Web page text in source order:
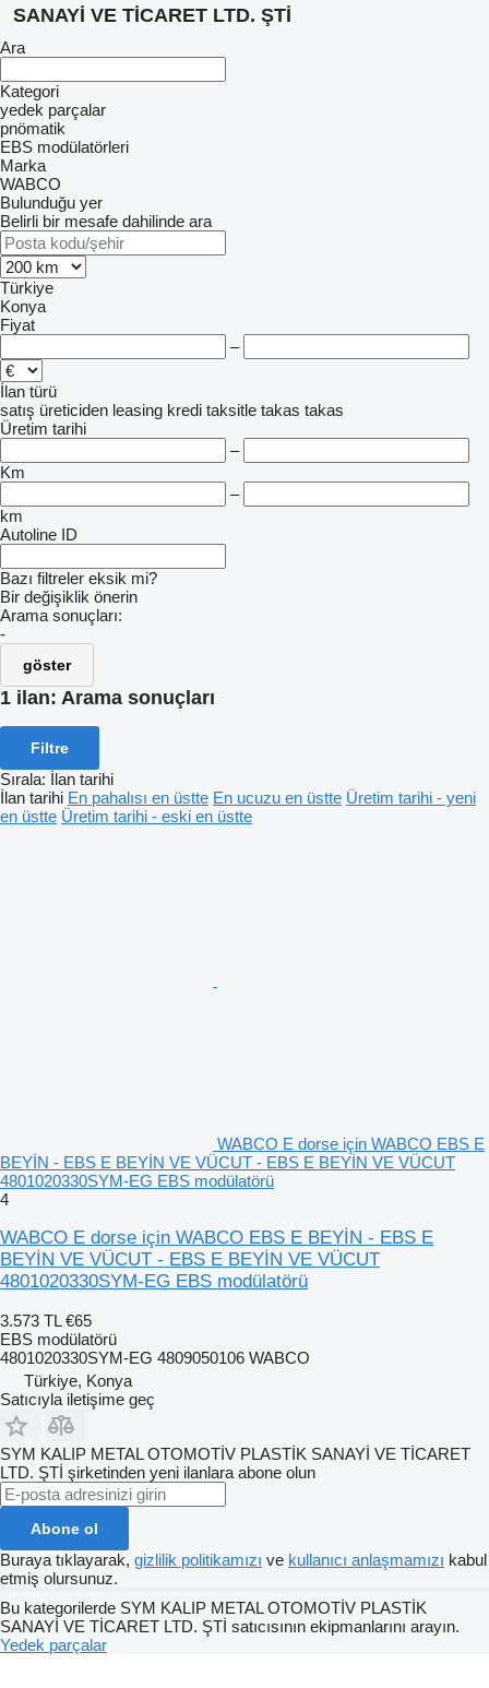
SANAYİ VE TİCARET LTD. ŞTİ
Ara
Kategori
yedek parçalar
pnömatik
EBS modülatörleri
Marka
WABCO
Bulunduğu yer
Belirli bir mesafe dahilinde ara
Türkiye
Konya
Fiyat
–
İlan türü
satış üreticiden leasing kredi taksitle takas takas
Üretim tarihi
–
Km
–
km
Autoline ID
Bazı filtreler eksik mi?
Bir değişiklik önerin
Arama sonuçları:
-
göster
1 ilan: Arama sonuçları
Filtre
Sırala: İlan tarihi
İlan tarihi En pahalısı en üstte En ucuzu en üstte Üretim tarihi - yeni
en üstte Üretim tarihi - eski en üstte
WABCO E dorse için WABCO EBS E
BEYİN - EBS E BEYİN VE VÜCUT - EBS E BEYİN VE VÜCUT
4801020330SYM-EG EBS modülatörü
4
WABCO E dorse için WABCO EBS E BEYİN - EBS E
BEYİN VE VÜCUT - EBS E BEYİN VE VÜCUT
4801020330SYM-EG EBS modülatörü
3.573 TL €65
EBS modülatörü
4801020330SYM-EG 4809050106 WABCO
Türkiye, Konya
Satıcıyla iletişime geç
SYM KALIP METAL OTOMOTİV PLASTİK SANAYİ VE TİCARET
LTD. ŞTİ şirketinden yeni ilanlara abone olun
Abone ol
Buraya tıklayarak, gizlilik politikamızı ve kullanıcı anlaşmamızı kabul
etmiş olursunuz.
Bu kategorilerde SYM KALIP METAL OTOMOTİV PLASTİK
SANAYİ VE TİCARET LTD. ŞTİ satıcısının ekipmanlarını arayın.
Yedek parçalar